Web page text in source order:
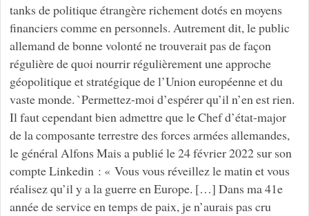
tanks de politique étrangère richement dotés en moyens
financiers comme en personnels. Autrement dit, le public
allemand de bonne volonté ne trouverait pas de façon
régulière de quoi nourrir régulièrement une approche
géopolitique et stratégique de l’Union européenne et du
vaste monde. `Permettez-moi d’espérer qu’il n’en est rien.
Il faut cependant bien admettre que le Chef d’état-major
de la composante terrestre des forces armées allemandes,
le général Alfons Mais a publié le 24 février 2022 sur son
compte Linkedin : « Vous vous réveillez le matin et vous
réalisez qu’il y a la guerre en Europe. […] Dans ma 41e
année de service en temps de paix, je n’aurais pas cru